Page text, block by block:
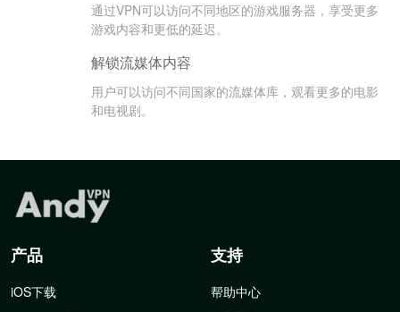
通过VPN可以访问不同地区的游戏服务器，享受更多
游戏内容和更低的延迟。
解锁流媒体内容
用户可以访问不同国家的流媒体库，观看更多的电影
和电视剧。
产品
iOS下载
支持
帮助中心